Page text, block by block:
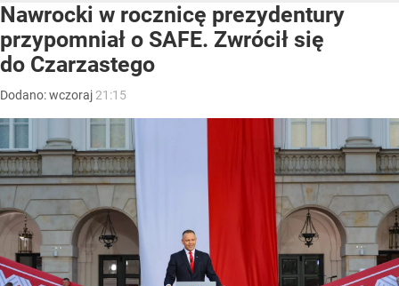
Nawrocki w rocznicę prezydentury
przypomniał o SAFE. Zwrócił się
do Czarzastego
Dodano:wczoraj 21:15